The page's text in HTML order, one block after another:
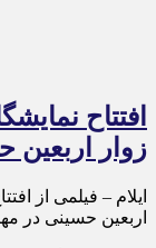
افتتاح
زوار اربعین
ایلام – فیلمی از
اربعین حسینی در